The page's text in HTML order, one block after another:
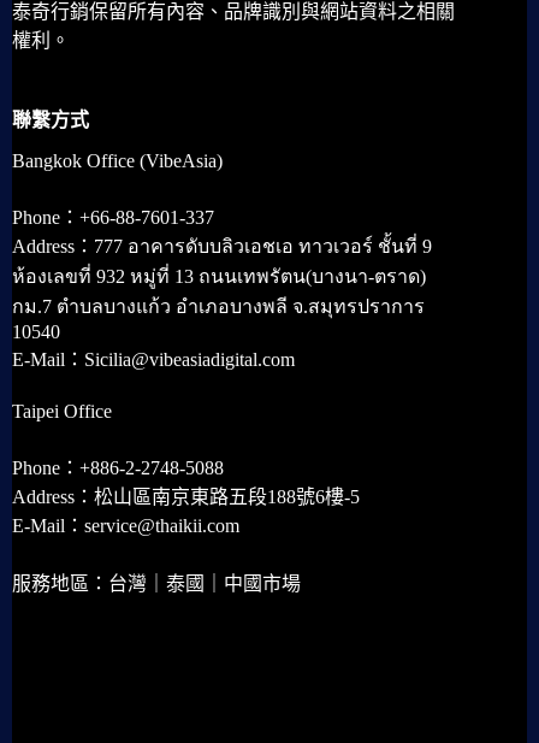
泰奇行銷保留所有內容、品牌識別與網站資料之相關
權利。
聯繫方式
Bangkok Office (VibeAsia)
Phone：+66-88-7601-337
Address：777 อาคารดับบลิวเอชเอ ทาวเวอร์ ชั้นที่ 9
ห้องเลขที่ 932 หมู่ที่ 13 ถนนเทพรัตน(บางนา-ตราด)
กม.7 ตำบลบางแก้ว อำเภอบางพลี จ.สมุทรปราการ
10540
E-Mail：Sicilia@vibeasiadigital.com
Taipei Office
Phone：+886-2-2748-5088
Address：松山區南京東路五段188號6樓-5
E-Mail：service@thaikii.com
服務地區：台灣｜泰國｜中國市場